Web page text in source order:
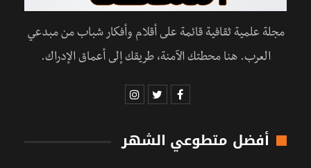
مجلة علمية ثقافية قائمة على أقلام وأفكار شباب من مبدعي
العرب. هنا محطتك الآمنة، طريقك إلى أعماق الإدراك.
أفضل متطوعي الشهر